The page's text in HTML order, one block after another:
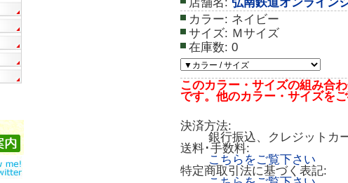
店舗名: 弘南鉄道オンライン
カラー: ネイビー
サイズ: Ｍサイズ
在庫数: 0
このカラー・サイズの組み合
です。他のカラー・サイズを
決済方法:
銀行振込、クレジットカ
送料･手数料:
こちらをご覧下さい
特定商取引法に基づく表記: